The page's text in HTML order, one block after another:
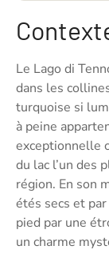
Le Lago di
dans les
turquoise si
à peine
exceptionnelle
du lac l’un des
région. En son
étés secs et par
pied par une
un charme